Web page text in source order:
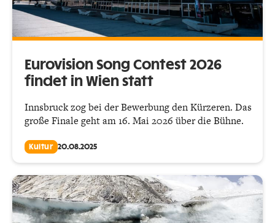
Eurovision Song Contest 2026
findet in Wien statt
Innsbruck zog bei der Bewerbung den Kürzeren. Das
große Finale geht am 16. Mai 2026 über die Bühne.
Kultur 20.08.2025